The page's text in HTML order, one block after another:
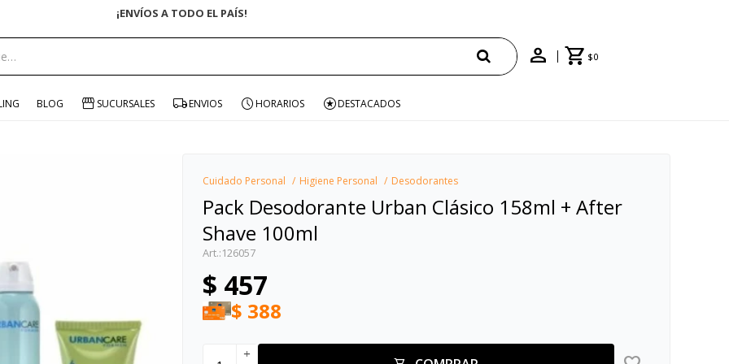
$0
BLOG SUCURSALES ENVIOS HORARIOS DESTACADOS
Cuidado Personal Higiene Personal Desodorantes
Pack Desodorante Urban Clásico 158ml + After
Shave 100ml
126057
$ 457
$ 388
add